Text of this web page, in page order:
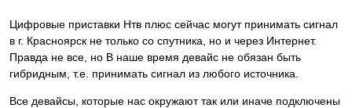
Цифровые приставки Нтв плюс сейчас могут принимать сигнал
в г. Красноярск не только со спутника, но и через Интернет.
Правда не все, но В наше время девайс не обязан быть
гибридным, т.е. принимать сигнал из любого источника.
Все девайсы, которые нас окружают так или иначе подключены